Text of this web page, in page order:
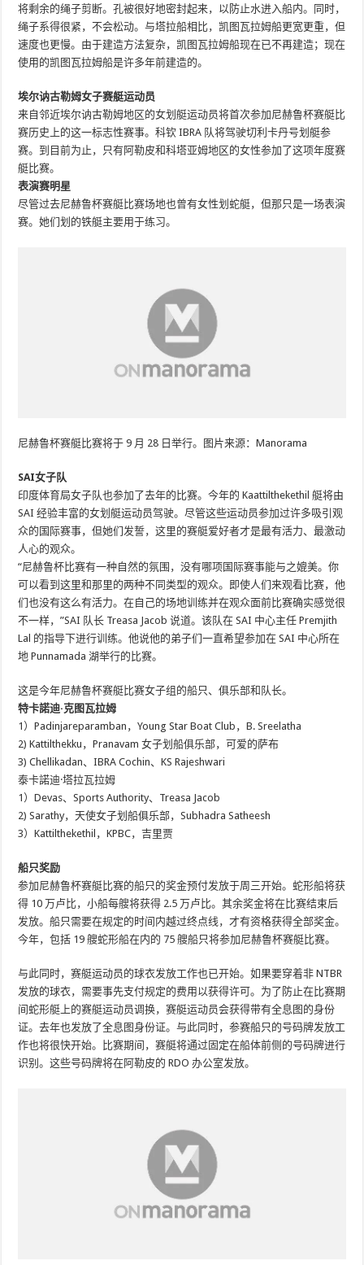
将剩余的绳子剪断。孔被很好地密封起来，以防止水进入船内。同时，
绳子系得很紧，不会松动。与塔拉船相比，凯图瓦拉姆船更宽更重，但
速度也更慢。由于建造方法复杂，凯图瓦拉姆船现在已不再建造；现在
使用的凯图瓦拉姆船是许多年前建造的。
埃尔讷古勒姆女子赛艇运动员
来自邻近埃尔讷古勒姆地区的女划艇运动员将首次参加尼赫鲁杯赛艇比
赛历史上的这一标志性赛事。科钦 IBRA 队将驾驶切利卡丹号划艇参
赛。到目前为止，只有阿勒皮和科塔亚姆地区的女性参加了这项年度赛
艇比赛。
表演赛明星
尽管过去尼赫鲁杯赛艇比赛场地也曾有女性划蛇艇，但那只是一场表演
赛。她们划的铁艇主要用于练习。
尼赫鲁杯赛艇比赛将于 9 月 28 日举行。图片来源：Manorama
SAI女子队
印度体育局女子队也参加了去年的比赛。今年的 Kaattilthekethil 艇将由
SAI 经验丰富的女划艇运动员驾驶。尽管这些运动员参加过许多吸引观
众的国际赛事，但她们发誓，这里的赛艇爱好者才是最有活力、最激动
人心的观众。
“尼赫鲁杯比赛有一种自然的氛围，没有哪项国际赛事能与之媲美。你
可以看到这里和那里的两种不同类型的观众。即使人们来观看比赛，他
们也没有这么有活力。在自己的场地训练并在观众面前比赛确实感觉很
不一样，”SAI 队长 Treasa Jacob 说道。该队在 SAI 中心主任 Premjith
Lal 的指导下进行训练。他说他的弟子们一直希望参加在 SAI 中心所在
地 Punnamada 湖举行的比赛。
这是今年尼赫鲁杯赛艇比赛女子组的船只、俱乐部和队长。
特卡諾迪·克图瓦拉姆
1）Padinjareparamban，Young Star Boat Club，B. Sreelatha
2) Kattilthekku，Pranavam 女子划船俱乐部，可爱的萨布
3) Chellikadan、IBRA Cochin、KS Rajeshwari
泰卡諾迪·塔拉瓦拉姆
1）Devas、Sports Authority、Treasa Jacob
2) Sarathy，天使女子划船俱乐部，Subhadra Satheesh
3）Kattilthekethil，KPBC，吉里贾
船只奖励
参加尼赫鲁杯赛艇比赛的船只的奖金预付发放于周三开始。蛇形船将获
得 10 万卢比，小船每艘将获得 2.5 万卢比。其余奖金将在比赛结束后
发放。船只需要在规定的时间内越过终点线，才有资格获得全部奖金。
今年，包括 19 艘蛇形船在内的 75 艘船只将参加尼赫鲁杯赛艇比赛。
与此同时，赛艇运动员的球衣发放工作也已开始。如果要穿着非 NTBR
发放的球衣，需要事先支付规定的费用以获得许可。为了防止在比赛期
间蛇形艇上的赛艇运动员调换，赛艇运动员会获得带有全息图的身份
证。去年也发放了全息图身份证。与此同时，参赛船只的号码牌发放工
作也将很快开始。比赛期间，赛艇将通过固定在船体前侧的号码牌进行
识别。这些号码牌将在阿勒皮的 RDO 办公室发放。